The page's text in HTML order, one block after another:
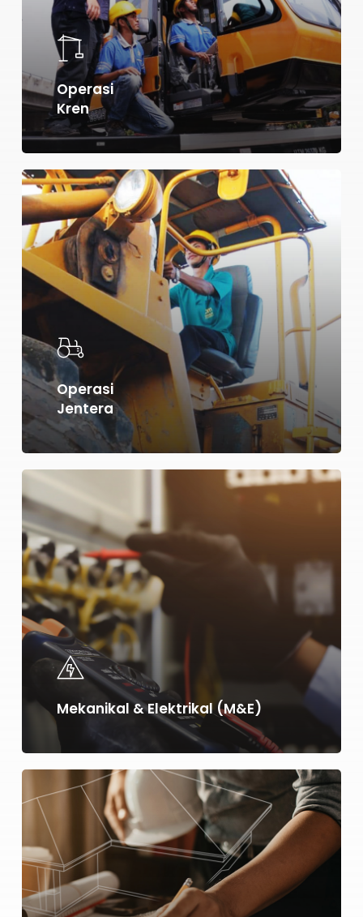
Operasi
Kren
Operasi
Jentera
Learn
more
Mekanikal & Elektrikal (M&E)
more
more